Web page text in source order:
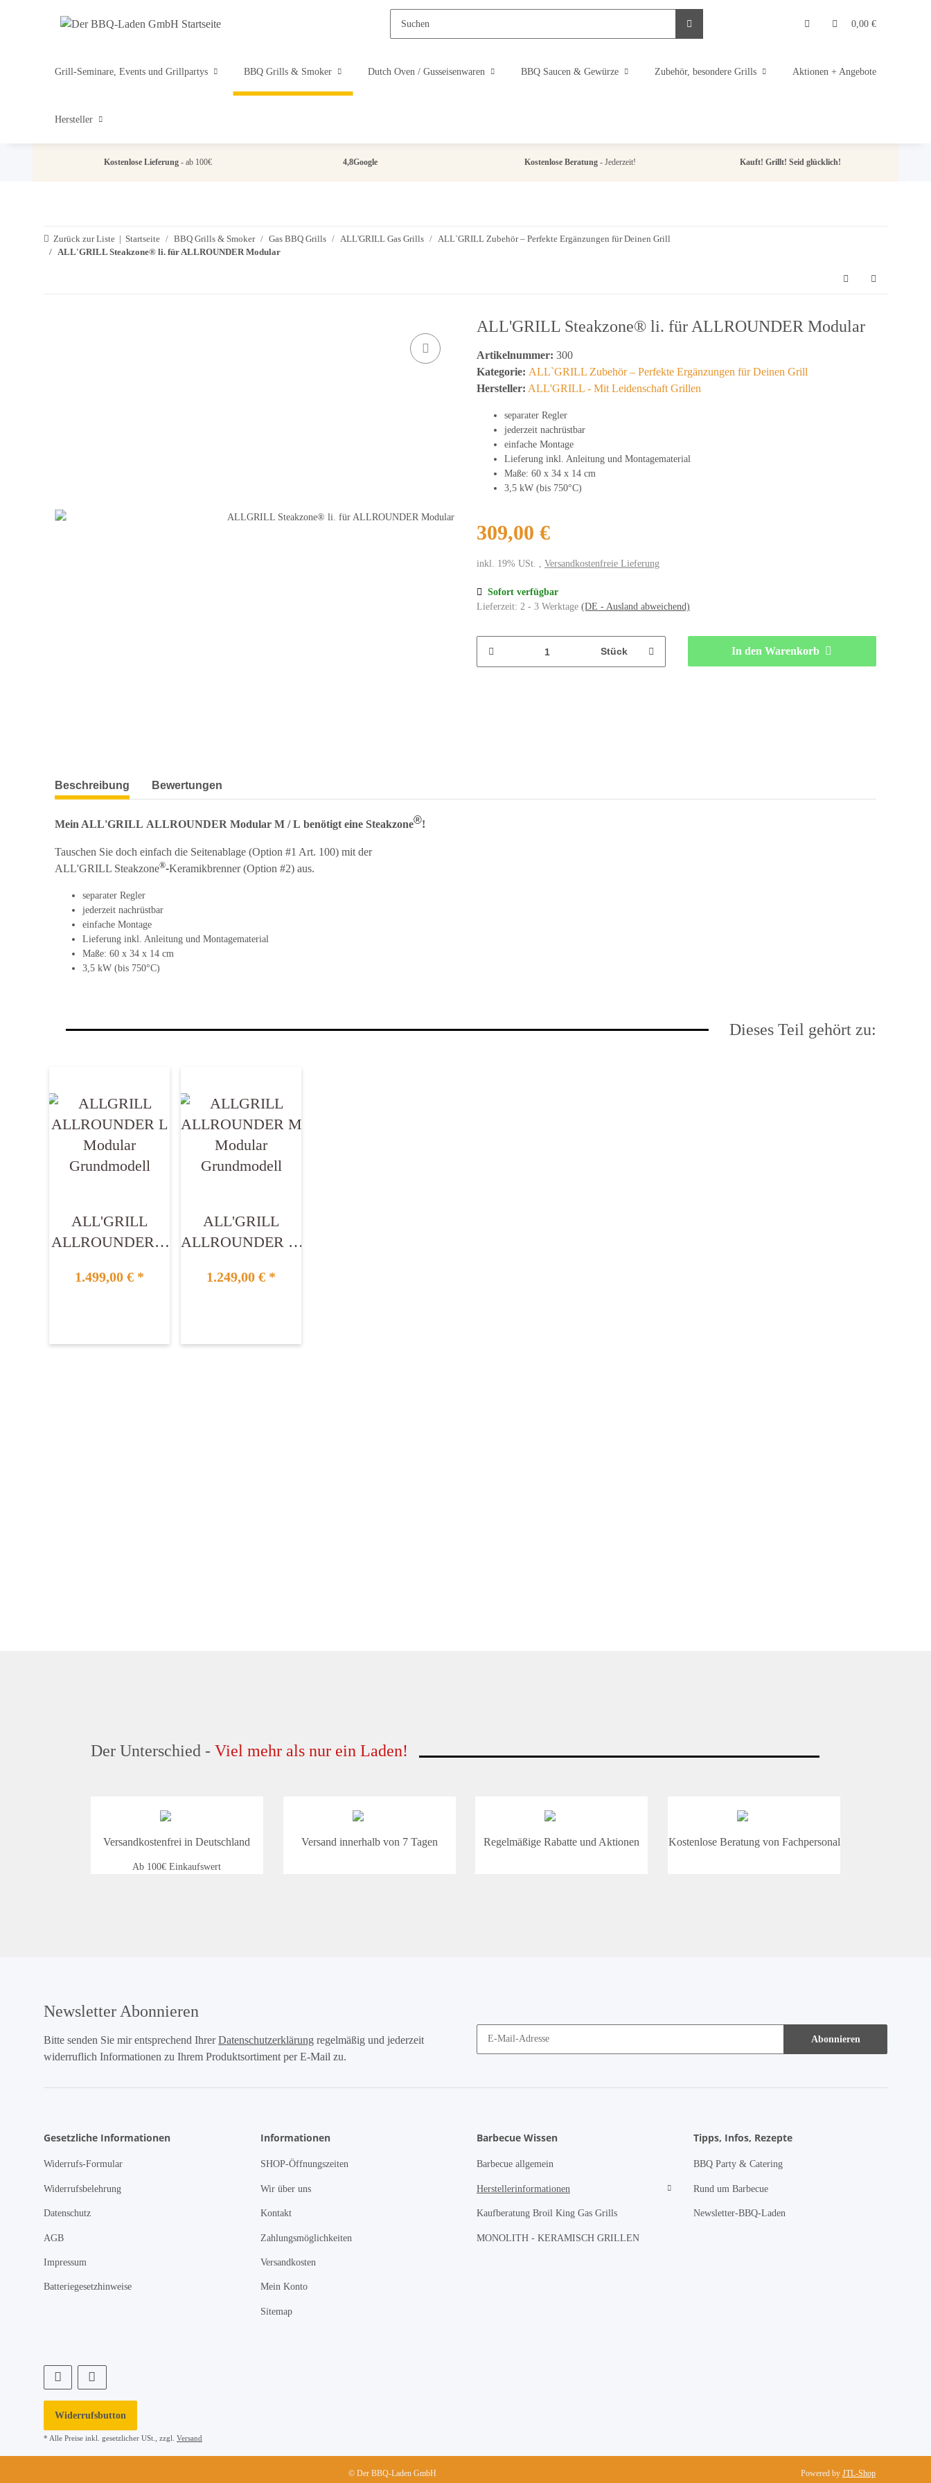
0,00 €
Grill-Seminare, Events und Grillpartys BBQ Grills & Smoker Dutch Oven / Gusseisenwaren BBQ Saucen & Gewürze Zubehör, besondere Grills Aktionen + Angebote
Hersteller
Kostenlose Lieferung - ab 100€ 4,8Google Kostenlose Beratung- Jederzeit! Kauft! Grillt! Seid glücklich!
Zurück zur Liste Startseite BBQ Grills & Smoker Gas BBQ Grills ALL'GRILL Gas Grills
ALL`GRILL Zubehör – Perfekte Ergänzungen für Deinen Grill
ALL'GRILL Steakzone® li. für ALLROUNDER Modular
ALL'GRILL Steakzone® li. für ALLROUNDER Modular
Artikelnummer: 300
Kategorie: ALL`GRILL Zubehör – Perfekte Ergänzungen für Deinen Grill
Hersteller: ALL'GRILL - Mit Leidenschaft Grillen
separater Regler
jederzeit nachrüstbar
einfache Montage
Lieferung inkl. Anleitung und Montagematerial
Maße: 60 x 34 x 14 cm
3,5 kW (bis 750°C)
309,00 €
inkl. 19% USt. , Versandkostenfreie Lieferung
Sofort verfügbar
Lieferzeit: 2 - 3 Werktage (DE - Ausland abweichend)
Stück In den Warenkorb
weitere Registerkarten anzeigen
Beschreibung Bewertungen
Mein ALL'GRILL ALLROUNDER Modular M / L benötigt eine Steakzone®!
Tauschen Sie doch einfach die Seitenablage (Option #1 Art. 100) mit der
ALL'GRILL Steakzone®-Keramikbrenner (Option #2) aus.
separater Regler
jederzeit nachrüstbar
einfache Montage
Lieferung inkl. Anleitung und Montagematerial
Maße: 60 x 34 x 14 cm
3,5 kW (bis 750°C)
Dieses Teil gehört zu:
ALL'GRILL
ALLROUNDER L
Grundmodell
1.499,00 € *
ALL'GRILL
ALLROUNDER M
Grundmodell
1.249,00 € *
Der Unterschied - Viel mehr als nur ein Laden!
Versandkostenfrei in Deutschland
Ab 100€ Einkaufswert
Versand innerhalb von 7 Tagen Regelmäßige Rabatte und Aktionen Kostenlose Beratung von Fachpersonal
Newsletter Abonnieren
Bitte senden Sie mir entsprechend IhrerDatenschutzerklärung regelmäßig und jederzeit
widerruflich Informationen zu Ihrem Produktsortiment per E-Mail zu.
Abonnieren
Gesetzliche Informationen
Widerrufs-Formular
Widerrufsbelehrung
Datenschutz
AGB
Impressum
Batteriegesetzhinweise
Informationen
SHOP-Öffnungszeiten
Wir über uns
Kontakt
Zahlungsmöglichkeiten
Versandkosten
Mein Konto
Sitemap
Barbecue Wissen
Barbecue allgemein
Herstellerinformationen
Kaufberatung Broil King Gas Grills
MONOLITH - KERAMISCH GRILLEN
Tipps, Infos, Rezepte
BBQ Party & Catering
Rund um Barbecue
Newsletter-BBQ-Laden
Widerrufsbutton
* Alle Preise inkl. gesetzlicher USt., zzgl. Versand
© Der BBQ-Laden GmbH Powered by JTL-Shop